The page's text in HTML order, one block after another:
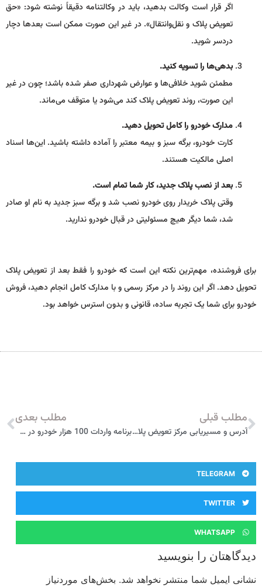
اگر قرار است وکالت بدهید، باید در وکالتنامه دقیقاً نوشته شود: «حق
تعویض پلاک و نقل‌وانتقال». در غیر این صورت ممکن است بعدها دچار
دردسر شوید.
بدهی‌ها را تسویه کنید.
مطمئن شوید خلافی‌ها و عوارض شهرداری صفر شده باشد؛ چون در غیر
این صورت، روند تعویض پلاک کند می‌شود یا متوقف می‌ماند.
مدارک خودرو را کامل تحویل دهید.
کارت خودرو، برگه سبز و بیمه معتبر را آماده داشته باشید. این‌ها اسناد
اصلی مالکیت هستند.
بعد از نصب پلاک جدید، کار شما تمام است.
وقتی پلاک خریدار روی خودرو نصب شد و برگه سبز جدید به نام او صادر
شد، شما دیگر هیچ مسئولیتی در قبال خودرو ندارید.
برای فروشنده، مهم‌ترین نکته این است که خودرو را فقط بعد از تعویض پلاک
تحویل دهد. اگر این روند را در مرکز رسمی و با مدارک کامل انجام دهید، فروش
خودرو برای شما یک تجربه ساده، قانونی و بدون استرس خواهد بود.
مطلب قبلی
آدرس و مسیریابی مرکز تعویض پلاک مشگین شهر
مطلب بعدی
برنامه واردات 100 هزار خودرو در سال ۱۴۰۴
TELEGRAM
TWITTER
WHATSAPP
دیدگاهتان را بنویسید
نشانی ایمیل شما منتشر نخواهد شد. بخش‌های موردنیاز